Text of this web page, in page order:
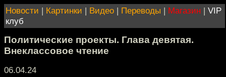
Новости | Картинки | Видео | Переводы | Магазин | VIP
клуб
Политические проекты. Глава девятая.
Внеклассовое чтение
06.04.24